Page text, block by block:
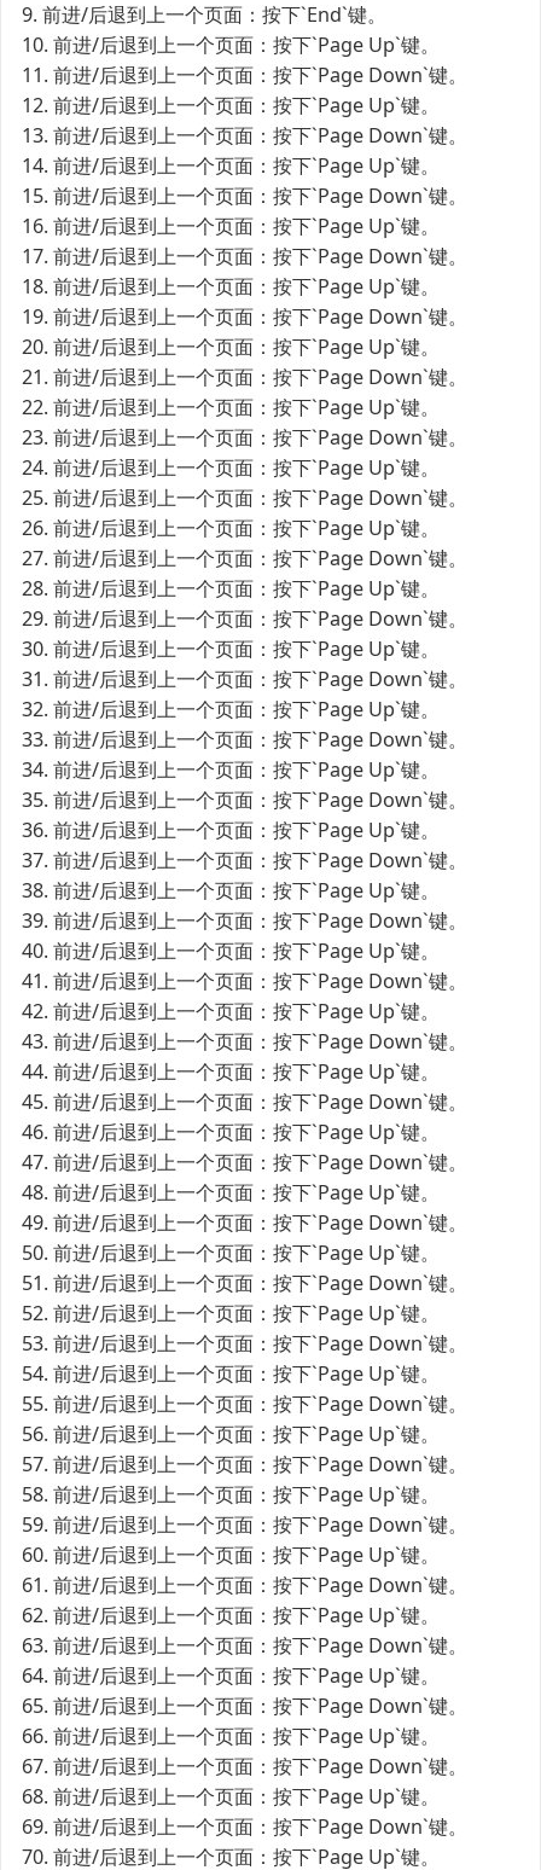
9. 前进/后退到上一个页面：按下`End`键。
10. 前进/后退到上一个页面：按下`Page Up`键。
11. 前进/后退到上一个页面：按下`Page Down`键。
12. 前进/后退到上一个页面：按下`Page Up`键。
13. 前进/后退到上一个页面：按下`Page Down`键。
14. 前进/后退到上一个页面：按下`Page Up`键。
15. 前进/后退到上一个页面：按下`Page Down`键。
16. 前进/后退到上一个页面：按下`Page Up`键。
17. 前进/后退到上一个页面：按下`Page Down`键。
18. 前进/后退到上一个页面：按下`Page Up`键。
19. 前进/后退到上一个页面：按下`Page Down`键。
20. 前进/后退到上一个页面：按下`Page Up`键。
21. 前进/后退到上一个页面：按下`Page Down`键。
22. 前进/后退到上一个页面：按下`Page Up`键。
23. 前进/后退到上一个页面：按下`Page Down`键。
24. 前进/后退到上一个页面：按下`Page Up`键。
25. 前进/后退到上一个页面：按下`Page Down`键。
26. 前进/后退到上一个页面：按下`Page Up`键。
27. 前进/后退到上一个页面：按下`Page Down`键。
28. 前进/后退到上一个页面：按下`Page Up`键。
29. 前进/后退到上一个页面：按下`Page Down`键。
30. 前进/后退到上一个页面：按下`Page Up`键。
31. 前进/后退到上一个页面：按下`Page Down`键。
32. 前进/后退到上一个页面：按下`Page Up`键。
33. 前进/后退到上一个页面：按下`Page Down`键。
34. 前进/后退到上一个页面：按下`Page Up`键。
35. 前进/后退到上一个页面：按下`Page Down`键。
36. 前进/后退到上一个页面：按下`Page Up`键。
37. 前进/后退到上一个页面：按下`Page Down`键。
38. 前进/后退到上一个页面：按下`Page Up`键。
39. 前进/后退到上一个页面：按下`Page Down`键。
40. 前进/后退到上一个页面：按下`Page Up`键。
41. 前进/后退到上一个页面：按下`Page Down`键。
42. 前进/后退到上一个页面：按下`Page Up`键。
43. 前进/后退到上一个页面：按下`Page Down`键。
44. 前进/后退到上一个页面：按下`Page Up`键。
45. 前进/后退到上一个页面：按下`Page Down`键。
46. 前进/后退到上一个页面：按下`Page Up`键。
47. 前进/后退到上一个页面：按下`Page Down`键。
48. 前进/后退到上一个页面：按下`Page Up`键。
49. 前进/后退到上一个页面：按下`Page Down`键。
50. 前进/后退到上一个页面：按下`Page Up`键。
51. 前进/后退到上一个页面：按下`Page Down`键。
52. 前进/后退到上一个页面：按下`Page Up`键。
53. 前进/后退到上一个页面：按下`Page Down`键。
54. 前进/后退到上一个页面：按下`Page Up`键。
55. 前进/后退到上一个页面：按下`Page Down`键。
56. 前进/后退到上一个页面：按下`Page Up`键。
57. 前进/后退到上一个页面：按下`Page Down`键。
58. 前进/后退到上一个页面：按下`Page Up`键。
59. 前进/后退到上一个页面：按下`Page Down`键。
60. 前进/后退到上一个页面：按下`Page Up`键。
61. 前进/后退到上一个页面：按下`Page Down`键。
62. 前进/后退到上一个页面：按下`Page Up`键。
63. 前进/后退到上一个页面：按下`Page Down`键。
64. 前进/后退到上一个页面：按下`Page Up`键。
65. 前进/后退到上一个页面：按下`Page Down`键。
66. 前进/后退到上一个页面：按下`Page Up`键。
67. 前进/后退到上一个页面：按下`Page Down`键。
68. 前进/后退到上一个页面：按下`Page Up`键。
69. 前进/后退到上一个页面：按下`Page Down`键。
70. 前进/后退到上一个页面：按下`Page Up`键。